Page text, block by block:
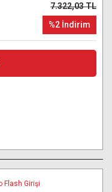
7.322,03 TL
%2 İndirim